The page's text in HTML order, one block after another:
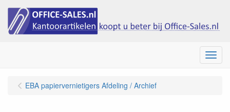
Menu
EBA papiervernietigers Afdeling / Archief